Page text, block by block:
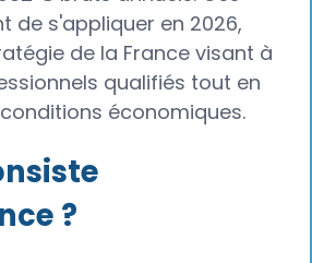
de s'appliquer en 2026,
de la France visant à
qualifiés tout en
économiques.
?